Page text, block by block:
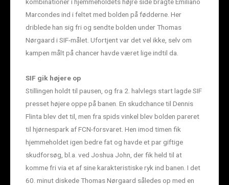
Marcondes ind i feltet med bolden på fødderne. Her
driblede han sig fri og sendte bolden under Thomas
Nørgaard i SIF-målet. Ufortjent var det vel ikke, selv om
kampen målt på chancer havde været lige indtil da.
SIF gik højere op
Stillingen holdt til pausen, og fra 2. halvlegs start lagde SIF
presset højere oppe på banen. En skudchance til Dennis
Flinta blev det til, men fra spids vinkel blev bolden pareret
til hjørnespark af FCN-forsvaret. Hen imod timen fik
hjemmeholdet igen bedre fat og havde et par giftige
skudforsøg, bl.a. ved Joshua John, der fik held til at
komme fri via et af sine karakteristiske ryk ind banen. I det
60. minut diskede Thomas Nørgaard således op med en